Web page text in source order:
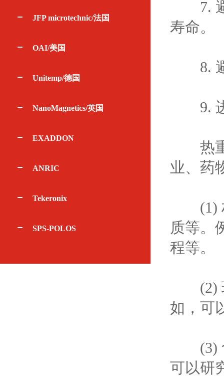
JFP microtechnic/法国
OAI/美国
Unitemp/德国
NanoMagnetics/英国
EXADDON
ANRIC
Tekeronix
SPS-POLOS
7. 避
寿命。
8. 避
9. 进
热重
业、药
(1) 材
质等。
程等。
(2) 环
如，可
(3) 食
可以研